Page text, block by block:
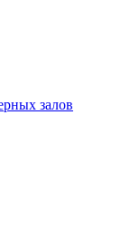
залов